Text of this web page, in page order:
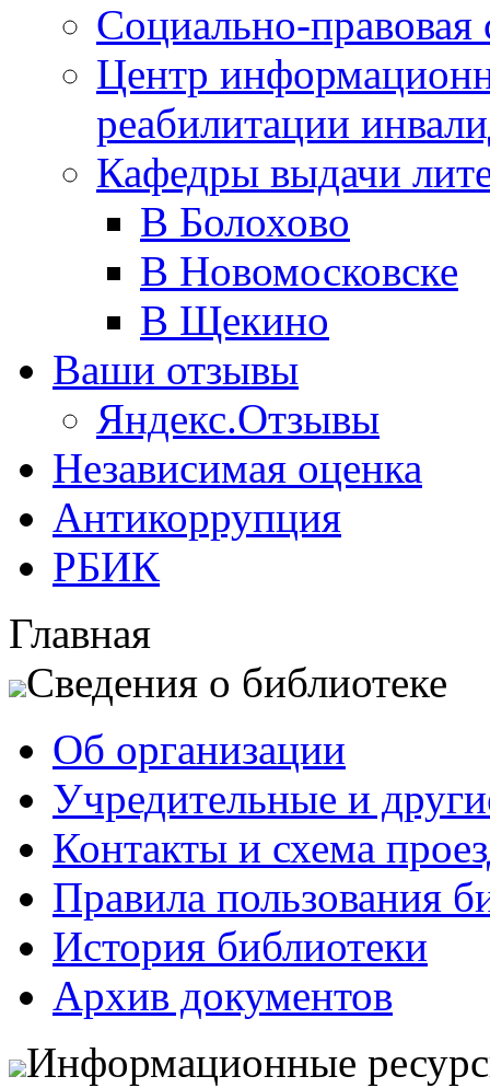
Социально-правовая
Центр
реабилитации
Кафедры выдачи
В Болохово
В Новомосковске
В Щекино
Ваши отзывы
Яндекс.Отзывы
Независимая оценка
Антикоррупция
РБИК
Главная
Сведения о библиотеке
Об организации
Учредительные и
Контакты и схема
Правила пользования
История библиотеки
Архив документов
Информационные